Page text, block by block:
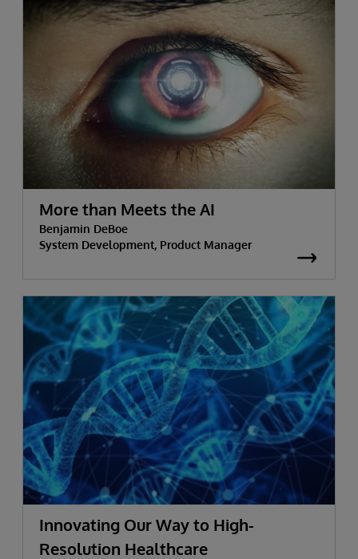
More than Meets the AI
Benjamin DeBoe
System Development, Product Manager
Innovating Our Way to High-
Resolution Healthcare